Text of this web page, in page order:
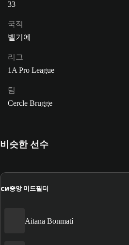
33
국적
벨기에
리그
1A Pro League
팀
Cercle Brugge
비슷한 선수
CM중앙 미드필더
Aitana Bonmatí